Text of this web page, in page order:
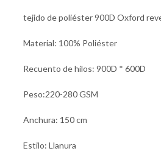
tejido de poliéster 900D Oxford
Material: 100% Poliéster
Recuento de hilos: 900D * 600D
Peso:220-280 GSM
Anchura: 150 cm
Estilo: Llanura